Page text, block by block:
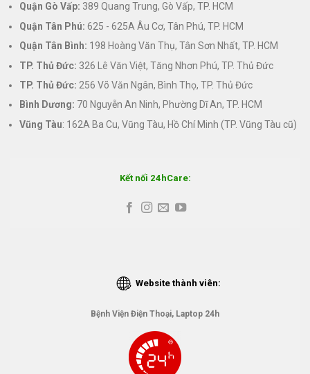
Quận Gò Vấp: 389 Quang Trung, Gò Vấp, TP. HCM
Quận Tân Phú: 625 - 625A Âu Cơ, Tân Phú, TP. HCM
Quận Tân Bình: 198 Hoàng Văn Thụ, Tân Sơn Nhất, TP. HCM
TP. Thủ Đức: 326 Lê Văn Việt, Tăng Nhơn Phú, TP. Thủ Đức
TP. Thủ Đức: 256 Võ Văn Ngân, Bình Thọ, TP. Thủ Đức
Bình Dương: 70 Nguyễn An Ninh, Phường Dĩ An, TP. HCM
Vũng Tàu: 162A Ba Cu, Vũng Tàu, Hồ Chí Minh (TP. Vũng Tàu cũ)
Kết nối 24hCare:
Website thành viên:
Bệnh Viện Điện Thoại, Laptop 24h